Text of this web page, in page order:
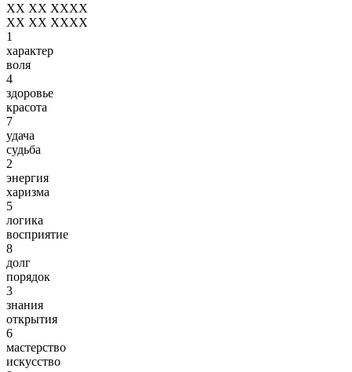
XX XX XXXX
XX XX XXXX
1
характер
воля
4
здоровье
красота
7
удача
судьба
2
энергия
харизма
5
логика
восприятие
8
долг
порядок
3
знания
открытия
6
мастерство
искусство